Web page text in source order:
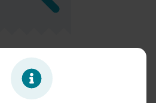
expirada!
páginaBuscar Oportunidades.